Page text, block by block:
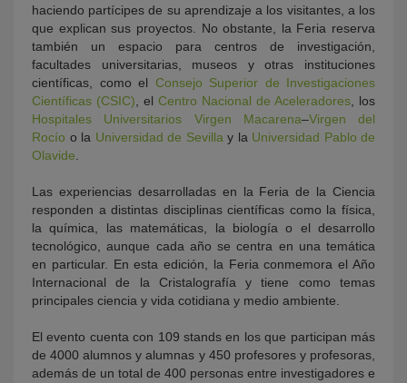
haciendo partícipes de su aprendizaje a los visitantes, a los
que explican sus proyectos. No obstante, la Feria reserva
también un espacio para centros de investigación,
facultades universitarias, museos y otras instituciones
científicas, como el Consejo Superior de Investigaciones
Científicas (CSIC) , el Centro Nacional de Aceleradores , los
Hospitales Universitarios Virgen Macarena–Virgen del
Rocío o la Universidad de Sevilla y la Universidad Pablo de
Olavide
Las experiencias desarrolladas en la Feria de la Ciencia
responden a distintas disciplinas científicas como la física,
la química, las matemáticas, la biología o el desarrollo
tecnológico, aunque cada año se centra en una temática
en particular. En esta edición, la Feria conmemora el Año
Internacional de la Cristalografía y tiene como temas
principales ciencia y vida cotidiana y medio ambiente.
El evento cuenta con 109 stands en los que participan más
de 4000 alumnos y alumnas y 450 profesores y profesoras,
además de un total de 400 personas entre investigadores e